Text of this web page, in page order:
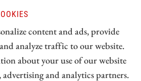
content and ads, provide
analyze traffic to our website.
about your use of our website
and analytics partners.